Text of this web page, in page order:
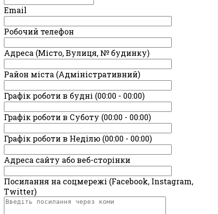
Email
Робочий телефон
Адреса (Місто, Вулиця, № будинку)
Район міста (Адміністративний)
Графік роботи в будні (00:00 - 00:00)
Графік роботи в Суботу (00:00 - 00:00)
Графік роботи в Неділю (00:00 - 00:00)
Адреса сайту або веб-сторінки
Посилання на соцмережі (Facebook, Instagram,
Twitter)